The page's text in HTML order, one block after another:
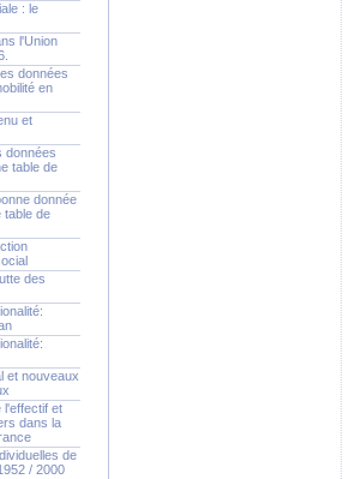
: le
l'Union
données
en
et
données
table de
donnée
table de
des
et nouveaux
l'effectif et
dans la
de
/ 2000